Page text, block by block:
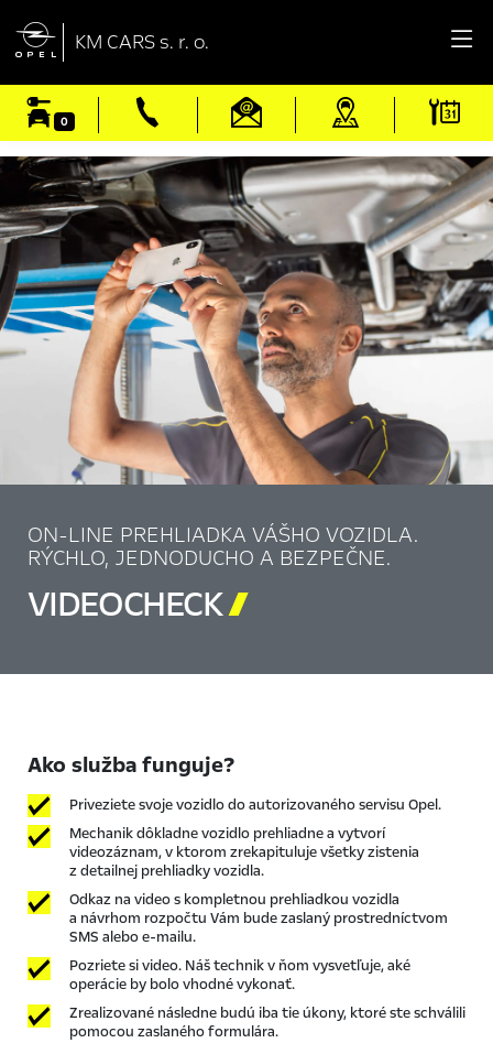
 KM CARS s. r. o.
0
ON-LINE PREHLIADKA VÁŠHO VOZIDLA.
RÝCHLO, JEDNODUCHO A BEZPEČNE.
VIDEOCHECK
Ako služba funguje?
Priveziete svoje vozidlo do autorizovaného servisu Opel.
Mechanik dôkladne vozidlo prehliadne a vytvorí
videozáznam, v ktorom zrekapituluje všetky zistenia
z detailnej prehliadky vozidla.
Odkaz na video s kompletnou prehliadkou vozidla
a návrhom rozpočtu Vám bude zaslaný prostredníctvom
SMS alebo e-mailu.
Pozriete si video. Náš technik v ňom vysvetľuje, aké
operácie by bolo vhodné vykonať.
Zrealizované následne budú iba tie úkony, ktoré ste schválili
pomocou zaslaného formulára.